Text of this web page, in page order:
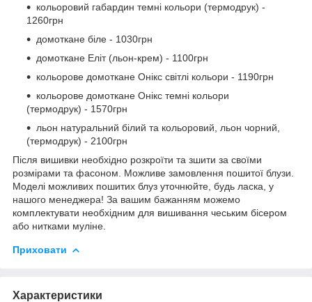
кольоровий габардин темні кольори (термодрук) -
1260грн
домоткане біле - 1030грн
домоткане Еліт (льон-крем) - 1100грн
кольорове домоткане Онікс світлі кольори - 1190грн
кольорове домоткане Онікс темні кольори
(термодрук) - 1570грн
льон натуральний білий та кольоровий, льон чорний,
(термодрук) - 2100грн
Після вишивки необхідно розкроїти та зшити за своїми
розмірами та фасоном. Можливе замовлення пошитої блузи.
Моделі можливих пошитих блуз уточнюйте, будь ласка, у
нашого менеджера! За вашим бажанням можемо
комплектувати необхідним для вишивання чеським бісером
або нитками муліне.
Приховати
Характеристики